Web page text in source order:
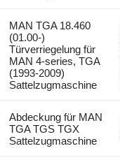
MAN TGA 18.460
(01.00-)
Türverriegelung für
MAN 4-series, TGA
(1993-2009)
Sattelzugmaschine
Abdeckung für MAN
TGA TGS TGX
Sattelzugmaschine